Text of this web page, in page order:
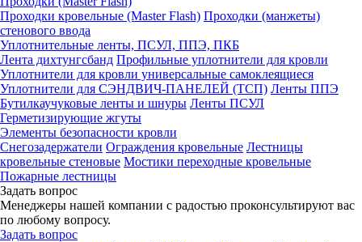
Проходки кровельные (Master Flash) Проходки (манжеты)
стенового ввода
Уплотнительные ленты, ПСУЛ, ППЭ, ПКБ
Лента дихтунгсбанд Профильные уплотнители для кровли
Уплотнители для кровли универсальные самоклеящиеся
Уплотнители для СЭНДВИЧ-ПАНЕЛЕЙ (ТСП) Ленты ППЭ
Бутилкаучуковые ленты и шнуры Ленты ПСУЛ
Герметизирующие жгуты
Элементы безопасности кровли
Снегозадержатели Ограждения кровельные Лестницы
кровельные стеновые Мостики переходные кровельные
Пожарные лестницы
Задать вопрос
Менеджеры нашей компании с радостью проконсультируют вас
по любому вопросу.
Задать вопрос